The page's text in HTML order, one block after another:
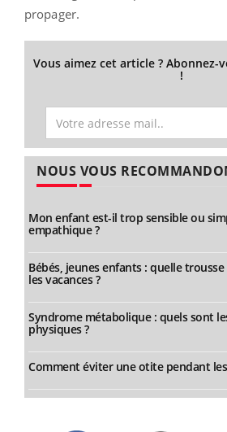
propager.
Vous aimez cet article ? Abonnez-
!
NOUS VOUS
Mon enfant est-il trop sensible ou
empathique ?
Bébés, jeunes enfants : quelle
les vacances ?
Syndrome métabolique : quels sont
physiques ?
Comment éviter une otite pendant les